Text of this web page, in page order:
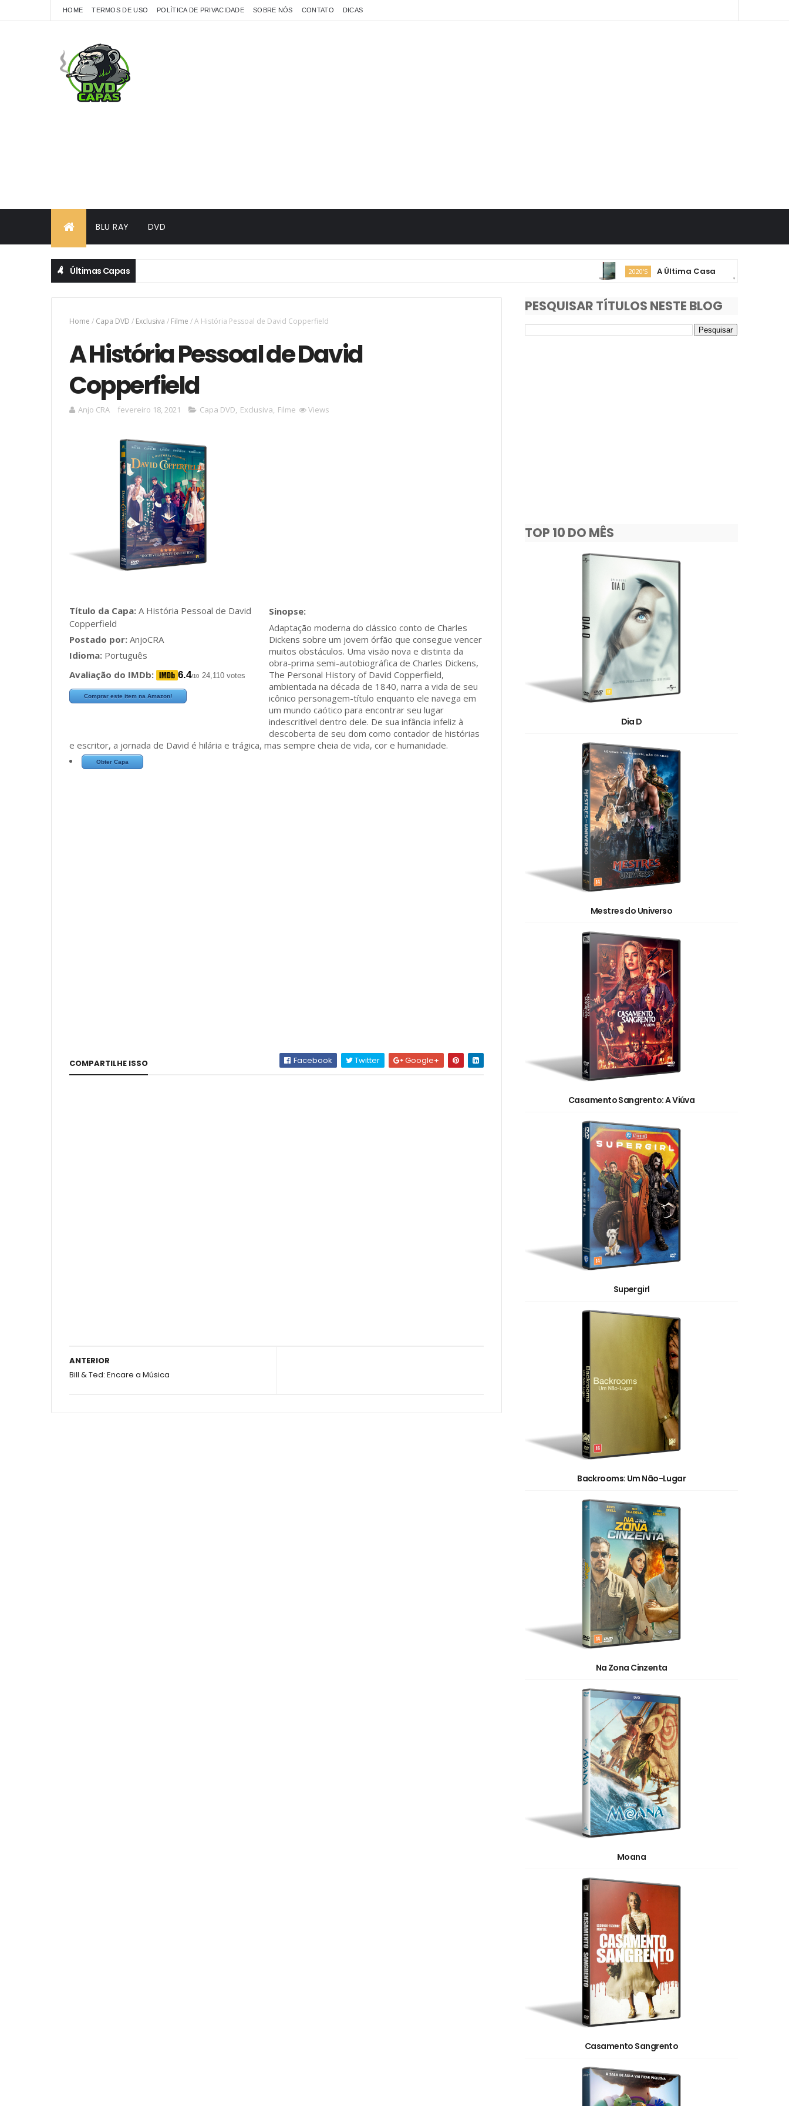
HOME TERMOS DE USO POLÍTICA DE PRIVACIDADE SOBRE NÓS CONTATO DICAS
BLU RAY DVD
Últimas Capas 2020'S A Última Casa
Home / Capa DVD / Exclusiva / Filme /A História Pessoal de David Copperfield
A História Pessoal de David
Copperfield
Anjo CRA fevereiro 18, 2021 Capa DVD, Exclusiva, Filme Views
Título da Capa: A História Pessoal de David
Copperfield
Postado por: AnjoCRA
Idioma: Português
Avaliação do IMDb:
6.4/10 24,110 votes
Comprar este item na Amazon!
Adaptação moderna do clássico conto de Charles
Dickens sobre um jovem órfão que consegue vencer
muitos obstáculos. Uma visão nova e distinta da
obra-prima semi-autobiográfica de Charles Dickens,
The Personal History of David Copperfield,
ambientada na década de 1840, narra a vida de seu
icônico personagem-título enquanto ele navega em
um mundo caótico para encontrar seu lugar
indescritível dentro dele. De sua infância infeliz à
descoberta de seu dom como contador de histórias
e escritor, a jornada de David é hilária e trágica, mas sempre cheia de vida, cor e humanidade.
Obter Capa
COMPARTILHE ISSO Facebook Twitter Google+
ANTERIOR
Bill & Ted: Encare a Música
PESQUISAR TÍTULOS NESTE BLOG
TOP 10 DO MÊS
Dia D
Mestres do Universo
Casamento Sangrento: A Viúva
Supergirl
Backrooms: Um Não-Lugar
Na Zona Cinzenta
Moana
Casamento Sangrento